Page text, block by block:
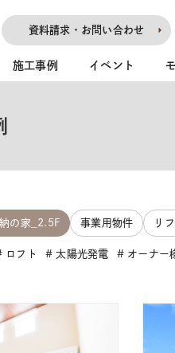
資料請求・お問い合わせ
施工事例 イベント
の家_2.5F 事業用物件 リ
ロフト 太陽光発電 オーナー